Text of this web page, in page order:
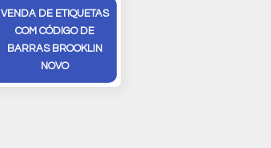
VENDA DE ETIQUETAS
COM CÓDIGO DE
BARRAS BROOKLIN
NOVO